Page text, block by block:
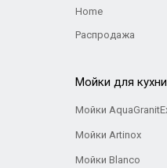
Home
Распродажа
Мойки для
Мойки
Мойки Artinox
Мойки Blanco